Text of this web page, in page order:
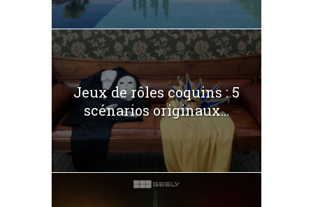
Jeux de rôles coquins : 5
scénarios originaux...